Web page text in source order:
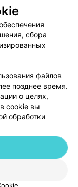
оплаты
Республика Беларусь,
сбора
файлов
позднее время.
о целях,
cookie вы
обработки